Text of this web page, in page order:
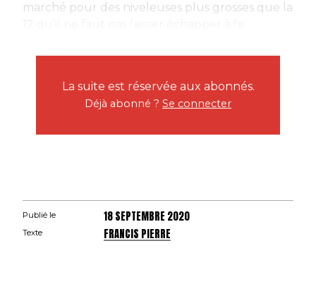
marché pour des niveleuses plus grosses que la
La suite est réservée aux abonnés.
Déjà abonné ? Se connecter
Publié le 18 SEPTEMBRE 2020
Texte FRANCIS PIERRE